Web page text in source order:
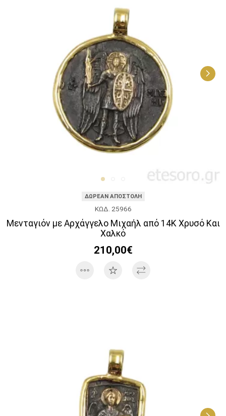
ΔΩΡΕΑΝ ΑΠΟΣΤΟΛΗ
ΚΩΔ. 25966
Μενταγιόν με Αρχάγγελο Μιχαήλ από 14Κ Χρυσό Και
Χαλκό
210,00€